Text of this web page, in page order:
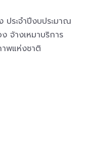
ประจำปีงบประมาณ
จ้างเหมาบริการ
พแห่งชาติ